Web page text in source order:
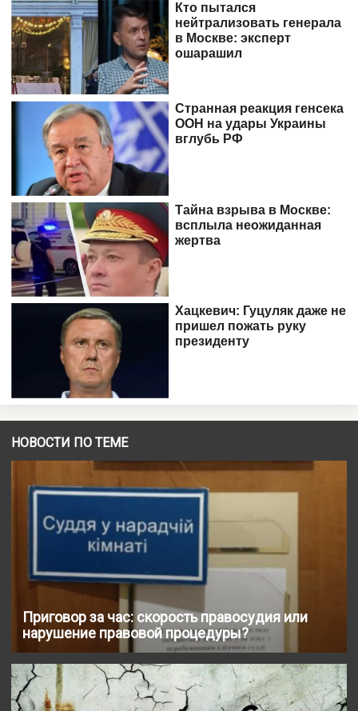
НОВОСТИ ПО ТЕМЕ
Приговор за час: скорость правосудия или
нарушение правовой процедуры?